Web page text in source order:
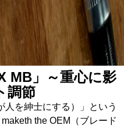
MB」～重心に影
調節
人を紳士にする）」という
the OEM（ブレード